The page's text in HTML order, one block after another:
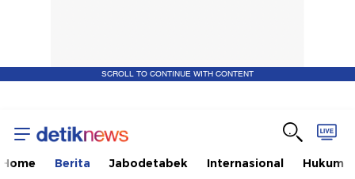
SCROLL TO CONTINUE WITH CONTENT
Home Berita Jabodetabek Internasional Hukum